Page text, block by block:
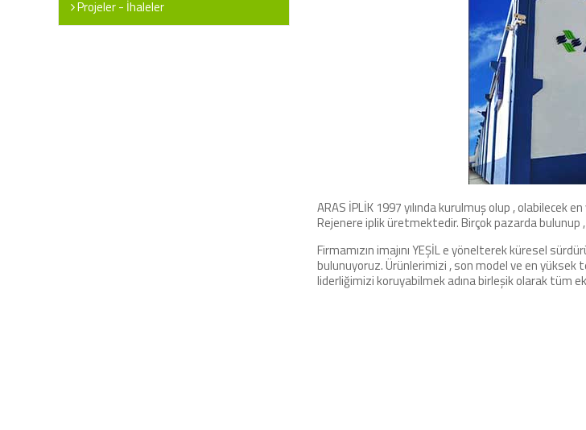
ARAS İPLİK 1997 yılında kurulmuş olup ,
Rejenere iplik üretmektedir. Birçok pazarda
Firmamızın imajını YEŞİL e yönelterek küresel
bulunuyoruz. Ürünlerimizi , son model ve en
liderliğimizi koruyabilmek adına birleşik olarak tüm
Projeler - İhaleler